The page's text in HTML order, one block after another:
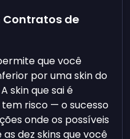
Contratos de
que você
por uma skin do
skin que sai é
risco — o sucesso
onde os possíveis
dez skins que você